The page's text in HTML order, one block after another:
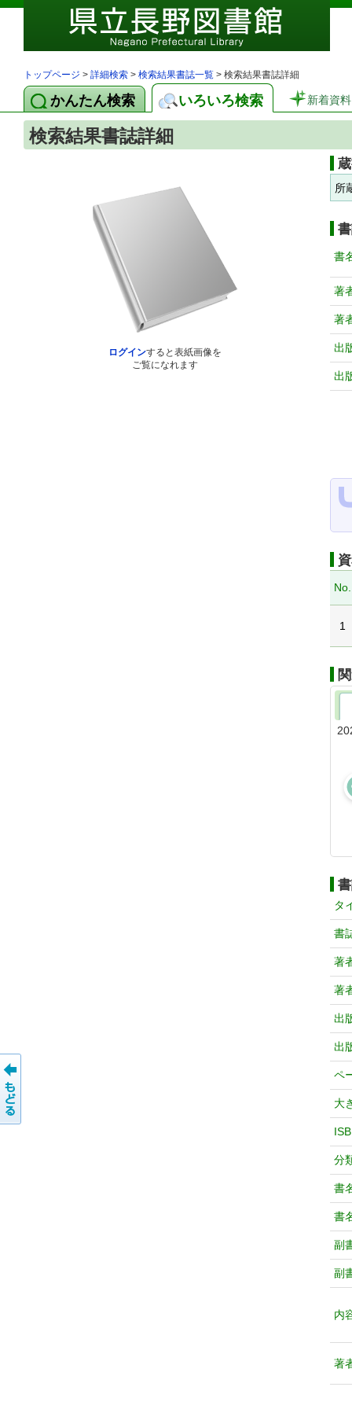
トップページ > 詳細検索 > 検索結果書誌一覧 > 検索結果書誌詳細
かんたん検索 いろいろ検索 新着資料
検索結果書誌詳細
ログインすると表紙画像を
ご覧になれます
所
書
著
著
出
出
No.
1
タ
書
著
著
出
出
ペ
大
分
書
書
副
副
内
著